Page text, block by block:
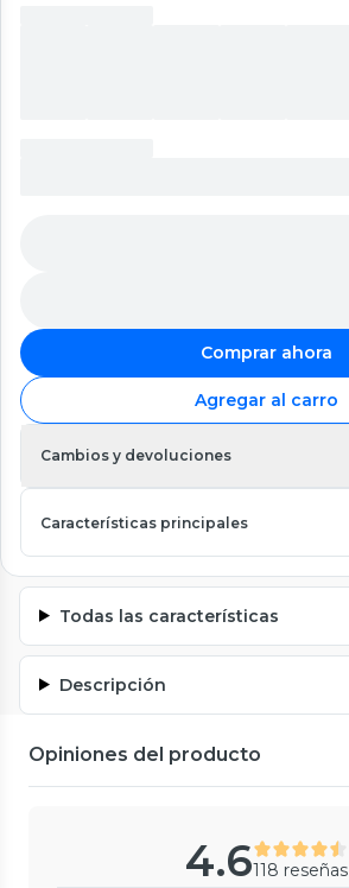
Comprar ahora
Agregar al carro
Cambios y devoluciones
Características principales
Todas las características
Descripción
Opiniones del producto
4.6118 reseñas